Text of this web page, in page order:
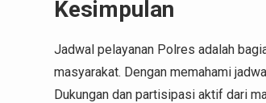
Kesimpulan
Jadwal pelayanan Polres adalah
masyarakat. Dengan memahami
Dukungan dan partisipasi aktif dari